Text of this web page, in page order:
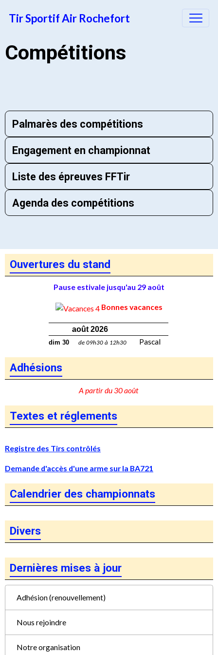
Tir Sportif Air Rochefort
Compétitions
Palmarès des compétitions
Engagement en championnat
Liste des épreuves FFTir
Agenda des compétitions
Ouvertures du stand
Pause estivale jusqu'au 29 août
Bonnes vacances
août 2026
dim 30 de 09h30 à 12h30 Pascal
Adhésions
A partir du 30 août
Textes et réglements
Registre des Tirs contrôlés
Demande d'accès d'une arme sur la BA721
Calendrier des championnats
Divers
Dernières mises à jour
Adhésion (renouvellement)
Nous rejoindre
Notre organisation